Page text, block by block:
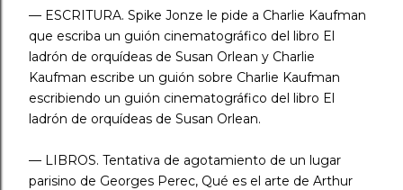
— ESCRITURA. Spike Jonze le pide a Charlie Kaufman
que escriba un guión cinematográfico del libro El
ladrón de orquídeas de Susan Orlean y Charlie
Kaufman escribe un guión sobre Charlie Kaufman
escribiendo un guión cinematográfico del libro El
ladrón de orquídeas de Susan Orlean.
— LIBROS. Tentativa de agotamiento de un lugar
parisino de Georges Perec, Qué es el arte de Arthur